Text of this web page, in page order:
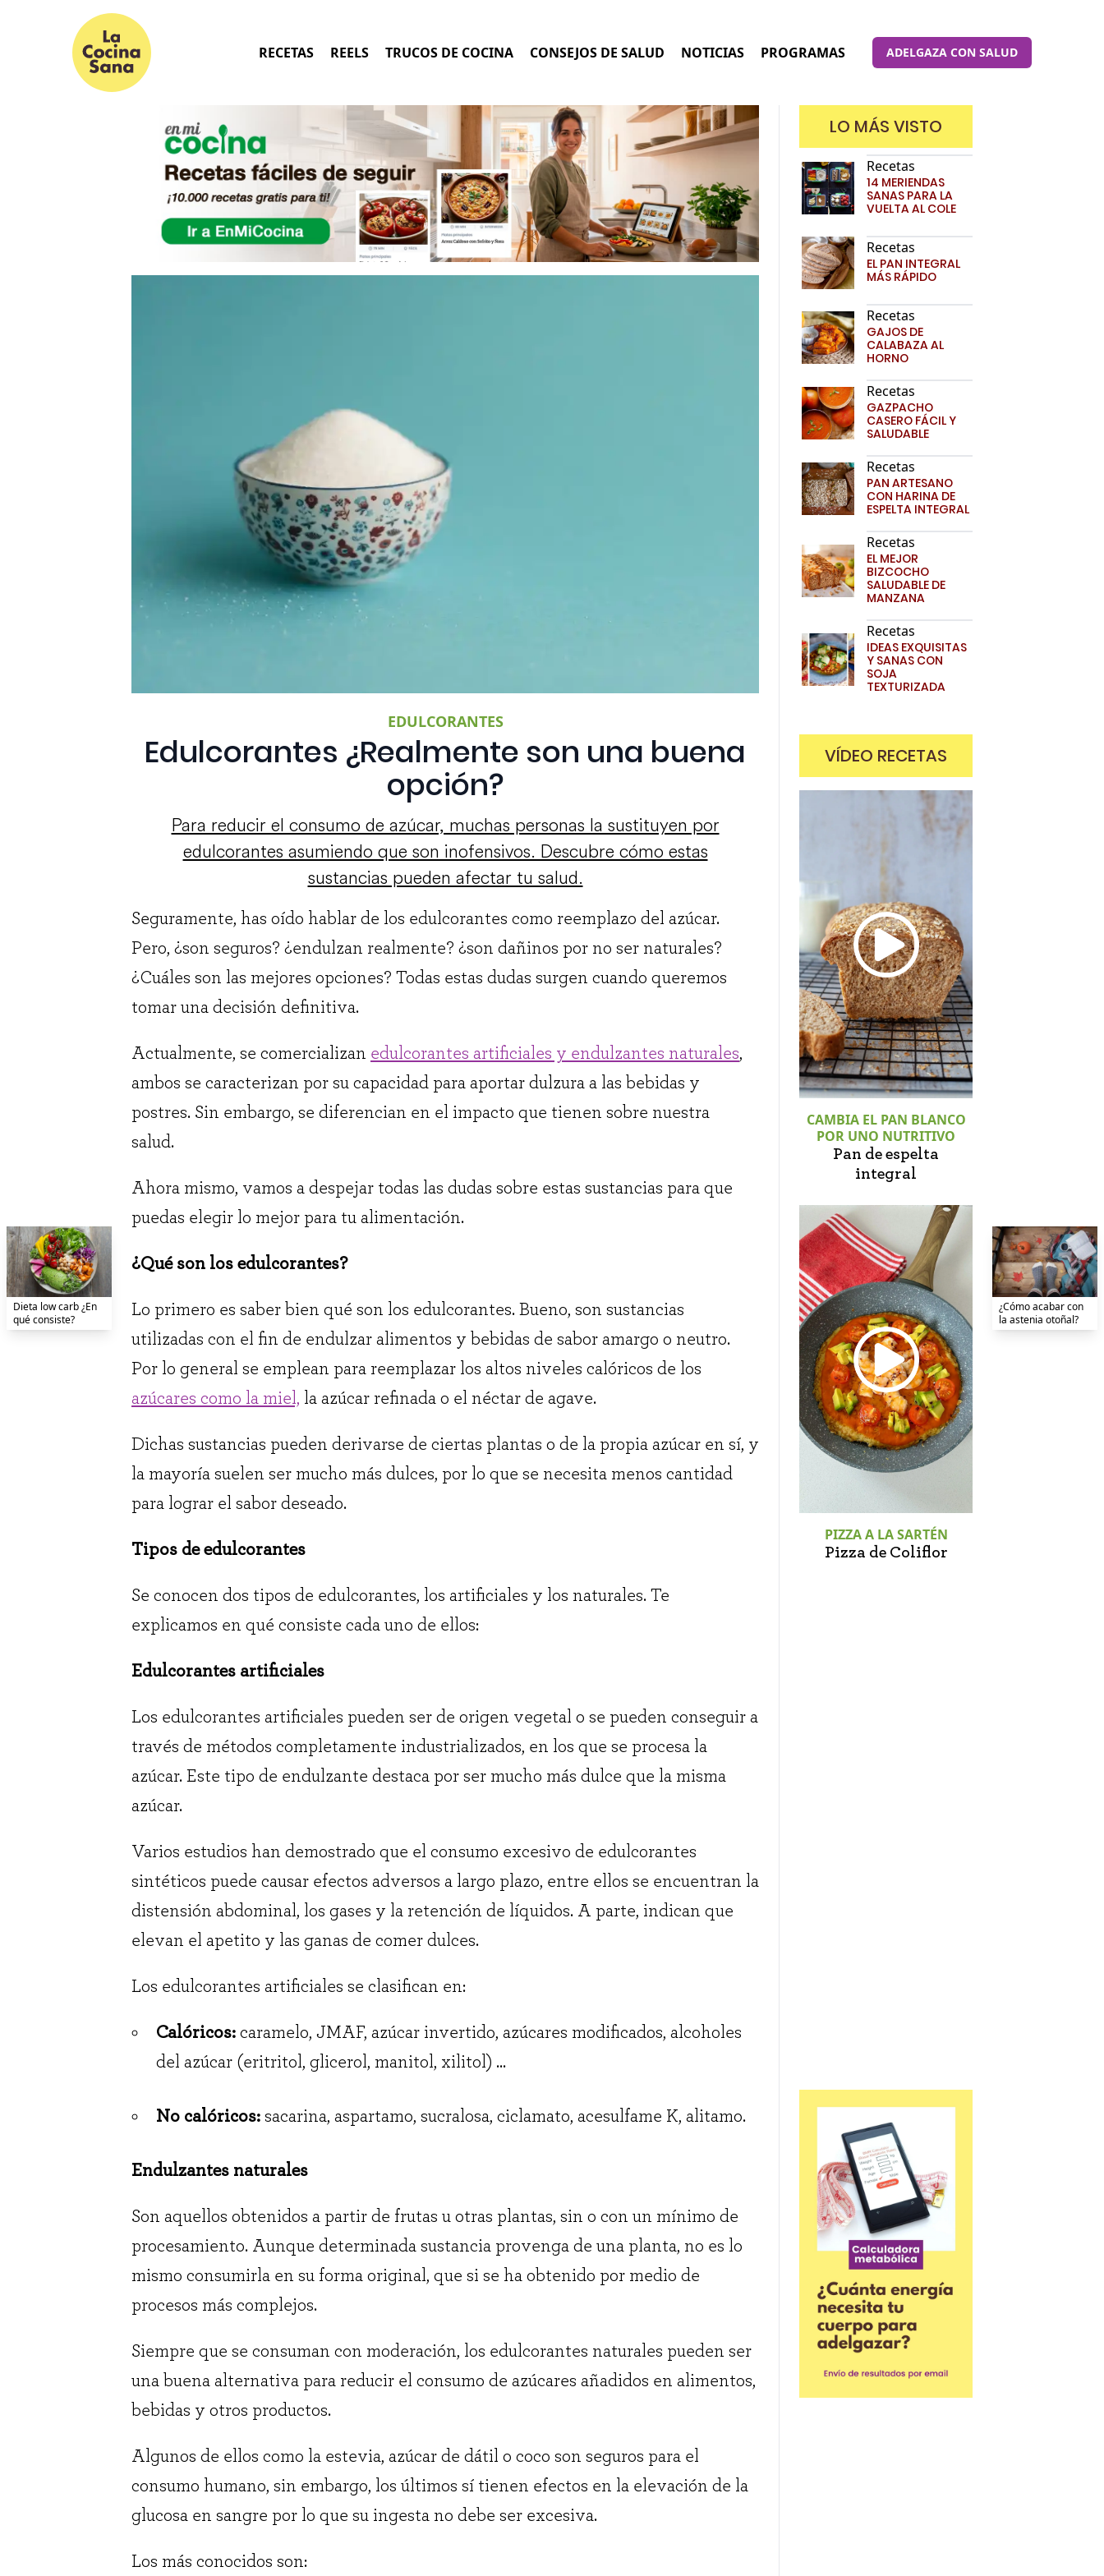
RECETAS REELS TRUCOS DE COCINA CONSEJOS DE SALUD NOTICIAS PROGRAMAS ADELGAZA CON SALUD
EDULCORANTES
Edulcorantes ¿Realmente son una buena
opción?
Para reducir el consumo de azúcar, muchas personas la sustituyen por
edulcorantes asumiendo que son inofensivos. Descubre cómo estas
sustancias pueden afectar tu salud.
Seguramente, has oído hablar de los edulcorantes como reemplazo del azúcar.
Pero, ¿son seguros? ¿endulzan realmente? ¿son dañinos por no ser naturales?
¿Cuáles son las mejores opciones? Todas estas dudas surgen cuando queremos
tomar una decisión definitiva.
Actualmente, se comercializan edulcorantes artificiales y endulzantes naturales,
ambos se caracterizan por su capacidad para aportar dulzura a las bebidas y
postres. Sin embargo, se diferencian en el impacto que tienen sobre nuestra
salud.
Ahora mismo, vamos a despejar todas las dudas sobre estas sustancias para que
puedas elegir lo mejor para tu alimentación.
¿Qué son los edulcorantes?
Lo primero es saber bien qué son los edulcorantes. Bueno, son sustancias
utilizadas con el fin de endulzar alimentos y bebidas de sabor amargo o neutro.
Por lo general se emplean para reemplazar los altos niveles calóricos de los
azúcares como la miel, la azúcar refinada o el néctar de agave.
Dichas sustancias pueden derivarse de ciertas plantas o de la propia azúcar en sí, y
la mayoría suelen ser mucho más dulces, por lo que se necesita menos cantidad
para lograr el sabor deseado.
Tipos de edulcorantes
Se conocen dos tipos de edulcorantes, los artificiales y los naturales. Te
explicamos en qué consiste cada uno de ellos:
Edulcorantes artificiales
Los edulcorantes artificiales pueden ser de origen vegetal o se pueden conseguir a
través de métodos completamente industrializados, en los que se procesa la
azúcar. Este tipo de endulzante destaca por ser mucho más dulce que la misma
azúcar.
Varios estudios han demostrado que el consumo excesivo de edulcorantes
sintéticos puede causar efectos adversos a largo plazo, entre ellos se encuentran la
distensión abdominal, los gases y la retención de líquidos. A parte, indican que
elevan el apetito y las ganas de comer dulces.
Los edulcorantes artificiales se clasifican en:
Calóricos: caramelo, JMAF, azúcar invertido, azúcares modificados, alcoholes
del azúcar (eritritol, glicerol, manitol, xilitol) …
No calóricos: sacarina, aspartamo, sucralosa, ciclamato, acesulfame K, alitamo.
Endulzantes naturales
Son aquellos obtenidos a partir de frutas u otras plantas, sin o con un mínimo de
procesamiento. Aunque determinada sustancia provenga de una planta, no es lo
mismo consumirla en su forma original, que si se ha obtenido por medio de
procesos más complejos.
Siempre que se consuman con moderación, los edulcorantes naturales pueden ser
una buena alternativa para reducir el consumo de azúcares añadidos en alimentos,
bebidas y otros productos.
Algunos de ellos como la estevia, azúcar de dátil o coco son seguros para el
consumo humano, sin embargo, los últimos sí tienen efectos en la elevación de la
glucosa en sangre por lo que su ingesta no debe ser excesiva.
Los más conocidos son:
LO MÁS VISTO
Recetas
14 MERIENDAS
SANAS PARA LA
VUELTA AL COLE
Recetas
EL PAN INTEGRAL
MÁS RÁPIDO
Recetas
GAJOS DE
CALABAZA AL
HORNO
Recetas
GAZPACHO
CASERO FÁCIL Y
SALUDABLE
Recetas
PAN ARTESANO
CON HARINA DE
ESPELTA INTEGRAL
Recetas
EL MEJOR
BIZCOCHO
SALUDABLE DE
MANZANA
Recetas
IDEAS EXQUISITAS
Y SANAS CON
SOJA
TEXTURIZADA
VÍDEO RECETAS
CAMBIA EL PAN BLANCO
POR UNO NUTRITIVO
Pan de espelta
integral
PIZZA A LA SARTÉN
Pizza de Coliflor
Dieta low carb ¿En
qué consiste?
¿Cómo acabar con
la astenia otoñal?